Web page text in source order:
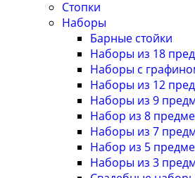
Стопки
Наборы
Барные стойки
Наборы из 18
Наборы с
Наборы из 12
Наборы из 9
Набор из 8
Наборы из 7
Набор из 5
Наборы из 3